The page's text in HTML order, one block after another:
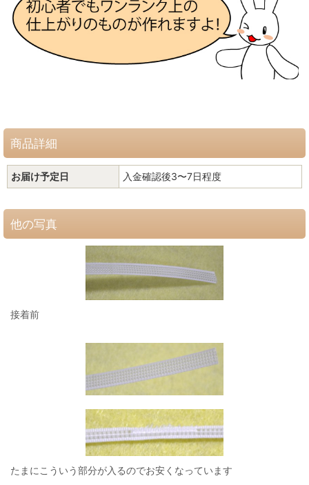
商品詳細
お届け予定日 入金確認後3〜7日程度
他の写真
接着前
たまにこういう部分が入るのでお安くなっています